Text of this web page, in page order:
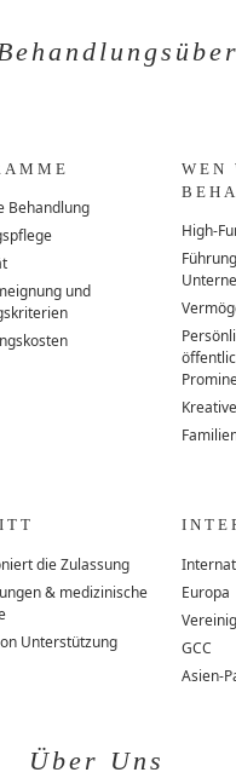
Behandlung
und
WEN
High-
die Zulassung
& medizinische
Unterstützung
Europa
GCC
Asien-
Über Uns